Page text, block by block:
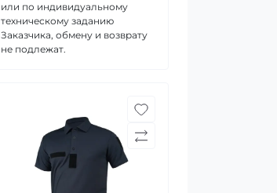
или по индивидуальному
техническому заданию
Заказчика, обмену и возврату
не подлежат.